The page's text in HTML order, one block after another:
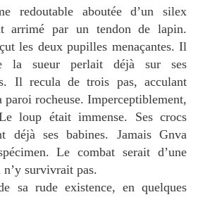
redoutable aboutée d’un silex
arrimé par un tendon de lapin.
les deux pupilles menaçantes. Il
la sueur perlait déjà sur ses
Il recula de trois pas, acculant
rocheuse. Imperceptiblement,
loup était immense. Ses crocs
déjà ses babines. Jamais Gnva
Le combat serait d’une
survivrait pas.
sa rude existence, en quelques